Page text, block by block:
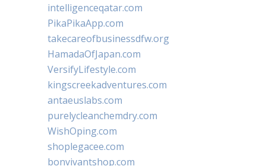
intelligenceqatar.com
PikaPikaApp.com
takecareofbusinessdfw.org
HamadaOfJapan.com
VersifyLifestyle.com
kingscreekadventures.com
antaeuslabs.com
purelycleanchemdry.com
WishOping.com
shoplegacee.com
bonvivantshop.com